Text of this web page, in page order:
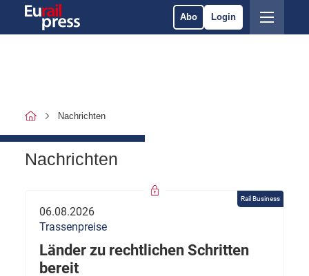
Abo Login
Nachrichten
Nachrichten
Rail Business
06.08.2026
Trassenpreise
Länder zu rechtlichen Schritten
bereit